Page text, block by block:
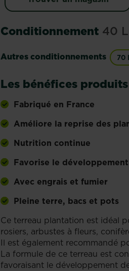
Conditionnement 40 L
Autres conditionnements 70
Les bénéfices produits
Fabriqué en France
Améliore la reprise des
Nutrition continue
Favorise le
Avec engrais et fumier
Pleine terre, bacs et pots
Ce terreau plantation est idéal
rosiers, arbustes à fleurs,
Il est également recommandé
La formule de ce terreau est
favoraisant le développement